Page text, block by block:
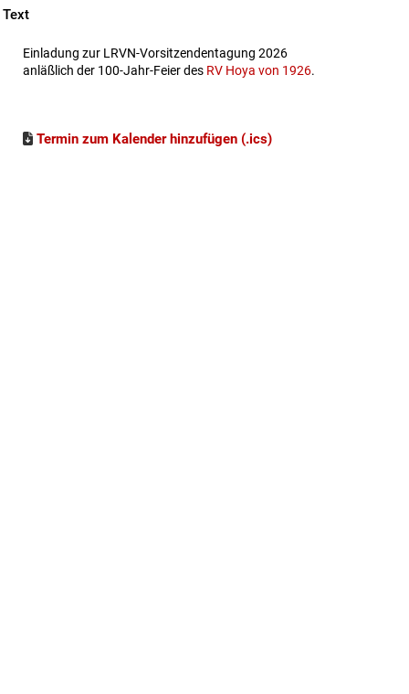
Text
Einladung zur LRVN-Vorsitzendentagung 2026
anläßlich der 100-Jahr-Feier des RV Hoya von 1926.
Termin zum Kalender hinzufügen (.ics)